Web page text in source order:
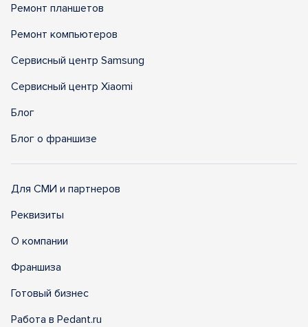
Ремонт планшетов
Ремонт компьютеров
Сервисный центр Samsung
Сервисный центр Xiaomi
Блог
Блог о франшизе
Для СМИ и партнеров
Реквизиты
О компании
Франшиза
Готовый бизнес
Работа в Pedant.ru